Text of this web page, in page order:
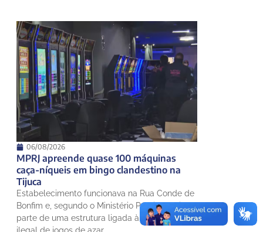
06/08/2026
MPRJ apreende quase 100 máquinas
caça-níqueis em bingo clandestino na
Tijuca
Estabelecimento funcionava na Rua Conde de
Bonfim e, segundo o Ministério Público, faria
parte de uma estrutura ligada à exploração
ilegal de jogos de azar